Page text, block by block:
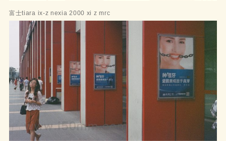
富士tiara ix-z nexia 2000 xi z mrc